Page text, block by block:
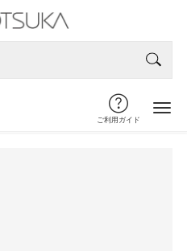
ご利用ガイド